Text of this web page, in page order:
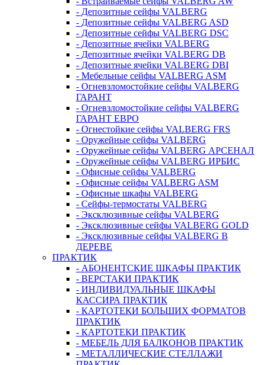
- Депозитные сейфы VALBERG
- Депозитные сейфы VALBERG ASD
- Депозитные сейфы VALBERG DSC
- Депозитные ячейки VALBERG
- Депозитные ячейки VALBERG DB
- Депозитные ячейки VALBERG DBI
- Мебельные сейфы VALBERG ASM
- Огневзломостойкие сейфы VALBERG
ГАРАНТ
- Огневзломостойкие сейфы VALBERG
ГАРАНТ ЕВРО
- Огнестойкие сейфы VALBERG FRS
- Оружейные сейфы VALBERG
- Оружейные сейфы VALBERG АРСЕНАЛ
- Оружейные сейфы VALBERG ИРБИС
- Офисные сейфы VALBERG
- Офисные сейфы VALBERG ASM
- Офисные шкафы VALBERG
- Сейфы-термостаты VALBERG
- Эксклюзивные сейфы VALBERG
- Эксклюзивные сейфы VALBERG GOLD
- Эксклюзивные сейфы VALBERG В
ДЕРЕВЕ
ПРАКТИК
- АБОНЕНТСКИЕ ШКАФЫ ПРАКТИК
- ВЕРСТАКИ ПРАКТИК
- ИНДИВИДУАЛЬНЫЕ ШКАФЫ
КАССИРА ПРАКТИК
- КАРТОТЕКИ БОЛЬШИХ ФОРМАТОВ
ПРАКТИК
- КАРТОТЕКИ ПРАКТИК
- МЕБЕЛЬ ДЛЯ БАЛКОНОВ ПРАКТИК
- МЕТАЛЛИЧЕСКИЕ СТЕЛЛАЖИ